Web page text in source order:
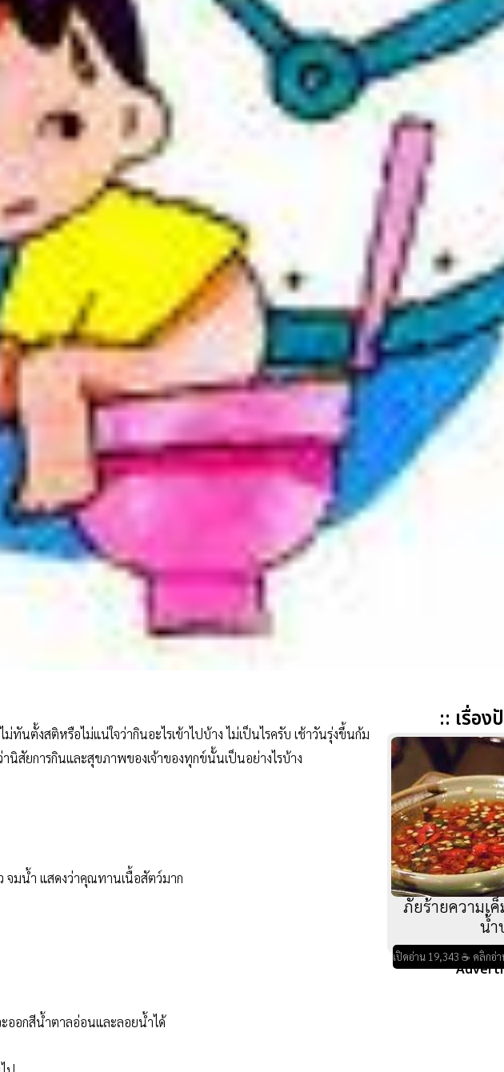
นตั้งสติหรือไม่แน่ใจว่ากินอะไรเข้าไปบ้าง ไม่เป็นไรครับ เช้าวันรุ่งขึ้นก้ม
สัยการกินและสุขภาพของเจ้าของทุกข์นั้นเป็นอย่างไรบ้าง
จมน้ำ แสดงว่าคุณทานเนื้อสัตว์มาก
ออกสีน้ำตาลอ่อนและลอยน้ำได้
:: เรื่อ
ภัยร้ายความเ
น้ำ
เปิดอ่าน 19,343 ☕ คลิกอ่า